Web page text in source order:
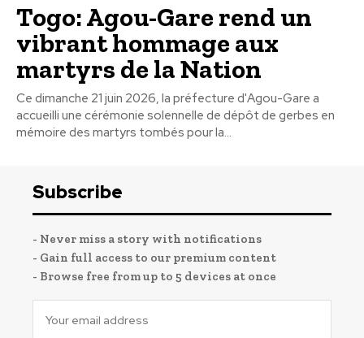
Togo: Agou-Gare rend un
vibrant hommage aux
martyrs de la Nation
Ce dimanche 21 juin 2026, la préfecture d'Agou-Gare a
accueilli une cérémonie solennelle de dépôt de gerbes en
mémoire des martyrs tombés pour la...
Subscribe
- Never miss a story with notifications
- Gain full access to our premium content
- Browse free from up to 5 devices at once